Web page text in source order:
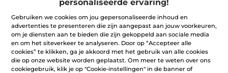
100% plantaardig
60 hectare
biologische velden
Meer zien
personaliseerde ervaring!
Gebruiken we cookies om jou gepersonaliseerde inhoud en
advertenties te presenteren die zijn aangepast aan jouw voorkeuren,
om je diensten aan te bieden die zijn gekoppeld aan sociale media
en om het siteverkeer te analyseren. Door op “Accepteer alle
cookies” te klikken, ga je akkoord met het gebruik van alle cookies
die op onze website worden geplaatst. Om meer te weten over ons
cookiegebruik, klik je op "Cookie-instellingen" in de banner of